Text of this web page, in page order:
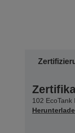
102